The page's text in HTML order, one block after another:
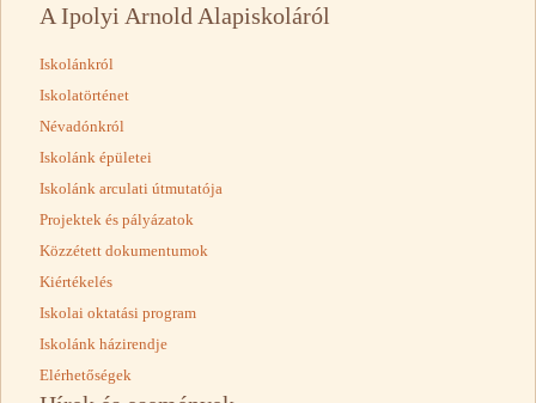
A Ipolyi Arnold Alapiskoláról
Iskolánkról
Iskolatörténet
Névadónkról
Iskolánk épületei
Iskolánk arculati útmutatója
Projektek és pályázatok
Közzétett dokumentumok
Kiértékelés
Iskolai oktatási program
Iskolánk házirendje
Elérhetőségek